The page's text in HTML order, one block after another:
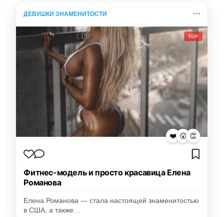
ДЕВУШКИ ЗНАМЕНИТОСТИ
TOP
❤️ 😮 👏
Фитнес-модель и просто красавица Елена
Романова
Елена Романова — стала настоящей знаменитостью
в США, а также…